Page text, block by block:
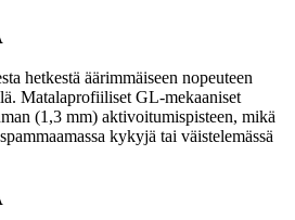
hetkestä äärimmäiseen nopeuteen
Matalaprofiiliset GL-mekaaniset
(1,3 mm) aktivoitumispisteen, mikä
kykyjä tai väistelemässä